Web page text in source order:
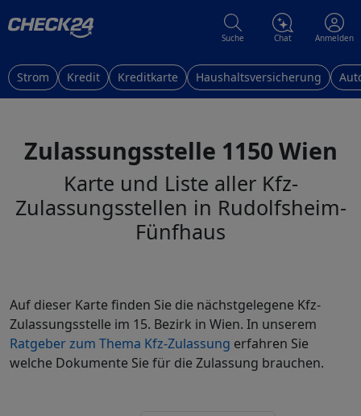
Suche Chat Anmelden
Strom Kredit Kreditkarte Haushaltsversicherung
Zulassungsstelle 1150 Wien
Karte und Liste aller Kfz-
Zulassungsstellen in Rudolfsheim-
Fünfhaus
Auf dieser Karte finden Sie die nächstgelegene Kfz-
Zulassungsstelle im 15. Bezirk in Wien. In unserem
Ratgeber zum Thema Kfz-Zulassung erfahren Sie
welche Dokumente Sie für die Zulassung brauchen.